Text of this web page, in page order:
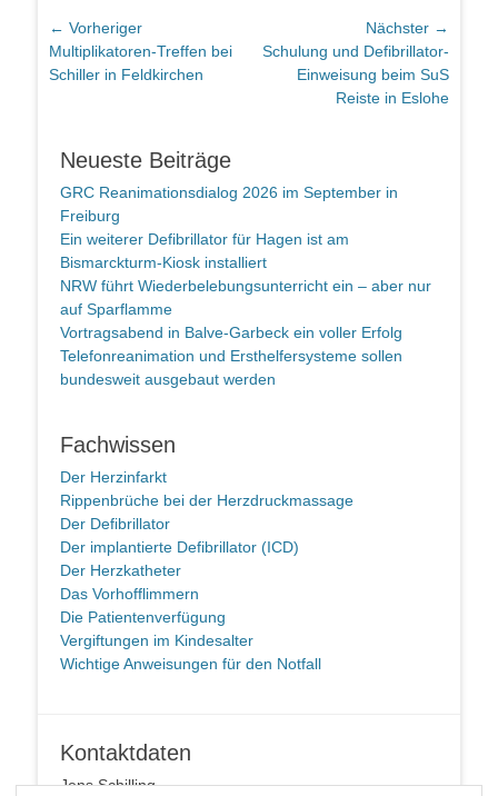
Beitragsnavigation
← Vorheriger
Vorheriger
Beitrag:
Multiplikatoren-Treffen bei
Schiller in Feldkirchen
Nächster →
Nächster
Beitrag:
Schulung und Defibrillator-
Einweisung beim SuS
Reiste in Eslohe
Neueste Beiträge
GRC Reanimationsdialog 2026 im September in
Freiburg
Ein weiterer Defibrillator für Hagen ist am
Bismarckturm-Kiosk installiert
NRW führt Wiederbelebungsunterricht ein – aber nur
auf Sparflamme
Vortragsabend in Balve-Garbeck ein voller Erfolg
Telefonreanimation und Ersthelfersysteme sollen
bundesweit ausgebaut werden
Fachwissen
Der Herzinfarkt
Rippenbrüche bei der Herzdruckmassage
Der Defibrillator
Der implantierte Defibrillator (ICD)
Der Herzkatheter
Das Vorhofflimmern
Die Patientenverfügung
Vergiftungen im Kindesalter
Wichtige Anweisungen für den Notfall
Kontaktdaten
Jens Schilling